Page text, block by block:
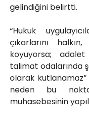
gelindiğini belirtti.
“Hukuk
çıkarlarını
koyuyorsa;
talimat odalarında
olarak kutlanamaz”
neden bu
muhasebesinin